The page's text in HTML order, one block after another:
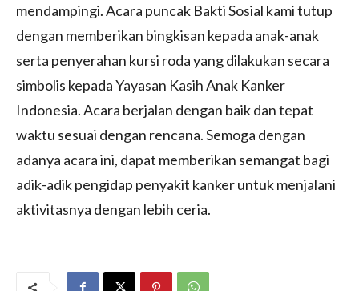
mendampingi. Acara puncak Bakti Sosial kami tutup
dengan memberikan bingkisan kepada anak-anak
serta penyerahan kursi roda yang dilakukan secara
simbolis kepada Yayasan Kasih Anak Kanker
Indonesia. Acara berjalan dengan baik dan tepat
waktu sesuai dengan rencana. Semoga dengan
adanya acara ini, dapat memberikan semangat bagi
adik-adik pengidap penyakit kanker untuk menjalani
aktivitasnya dengan lebih ceria.